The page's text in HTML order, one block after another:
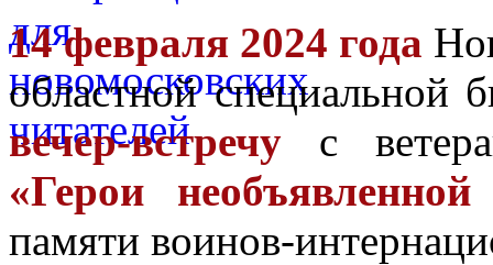
14 февраля 2024 года
областной специальной
вечер-встречу с
«Герои
памяти воинов-